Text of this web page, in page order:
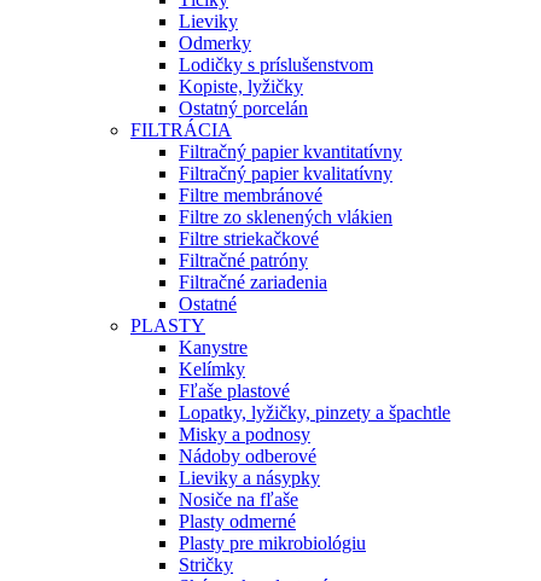
Lieviky
Odmerky
Lodičky s príslušenstvom
Kopiste, lyžičky
Ostatný porcelán
FILTRÁCIA
Filtračný papier kvantitatívny
Filtračný papier kvalitatívny
Filtre membránové
Filtre zo sklenených vlákien
Filtre striekačkové
Filtračné patróny
Filtračné zariadenia
Ostatné
PLASTY
Kanystre
Kelímky
Fľaše plastové
Lopatky, lyžičky, pinzety a špachtle
Misky a podnosy
Nádoby odberové
Lieviky a násypky
Nosiče na fľaše
Plasty odmerné
Plasty pre mikrobiológiu
Stričky